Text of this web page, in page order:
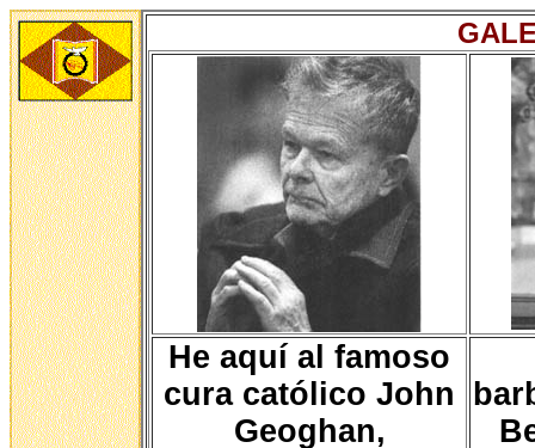
He aquí al famoso
cura católico John
Geoghan,